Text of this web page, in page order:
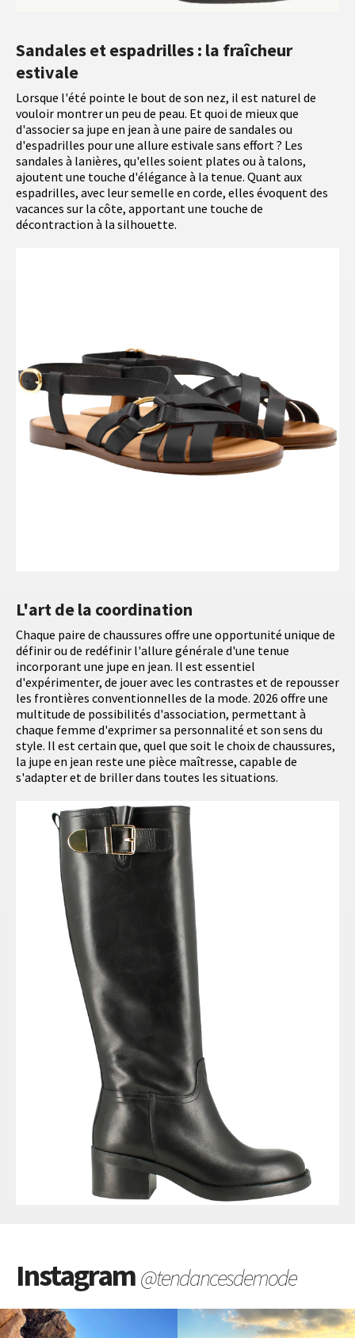
Sandales et espadrilles : la fraîcheur
estivale
Lorsque l'été pointe le bout de son nez, il est naturel de
vouloir montrer un peu de peau. Et quoi de mieux que
d'associer sa jupe en jean à une paire de sandales ou
d'espadrilles pour une allure estivale sans effort ? Les
sandales à lanières, qu'elles soient plates ou à talons,
ajoutent une touche d'élégance à la tenue. Quant aux
espadrilles, avec leur semelle en corde, elles évoquent des
vacances sur la côte, apportant une touche de
décontraction à la silhouette.
L'art de la coordination
Chaque paire de chaussures offre une opportunité unique de
définir ou de redéfinir l'allure générale d'une tenue
incorporant une jupe en jean. Il est essentiel
d'expérimenter, de jouer avec les contrastes et de repousser
les frontières conventionnelles de la mode. 2026 offre une
multitude de possibilités d'association, permettant à
chaque femme d'exprimer sa personnalité et son sens du
style. Il est certain que, quel que soit le choix de chaussures,
la jupe en jean reste une pièce maîtresse, capable de
s'adapter et de briller dans toutes les situations.
Instagram@tendancesdemode